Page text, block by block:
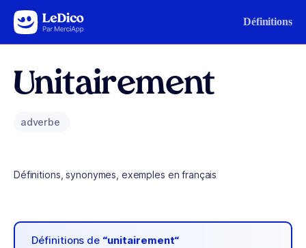
Aller au contenu Définitions
Unitairement
adverbe
Définitions, synonymes, exemples en français
Définitions de “unitairement“